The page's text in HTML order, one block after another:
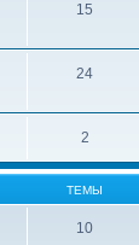
15
24
2
ТЕМЫ
10